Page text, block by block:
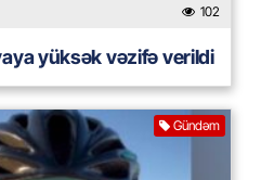
102
yüksək vəzifə verildi
Gündəm